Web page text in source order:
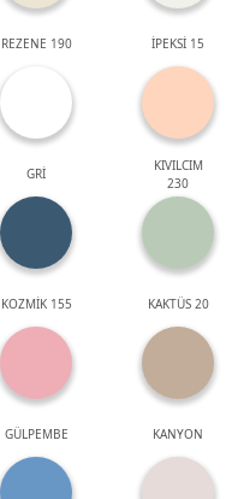
REZENE 190 İPEKSİ 15
GRİ
KIVILCIM
230
KOZMİK 155 KAKTÜS 20
GÜLPEMBE KANYON